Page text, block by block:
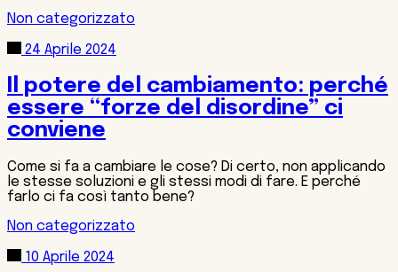
Non categorizzato
24 Aprile 2024
Il potere del cambiamento: perché
essere “forze del disordine” ci
conviene
Come si fa a cambiare le cose? Di certo, non applicando
le stesse soluzioni e gli stessi modi di fare. E perché
farlo ci fa così tanto bene?
Non categorizzato
10 Aprile 2024